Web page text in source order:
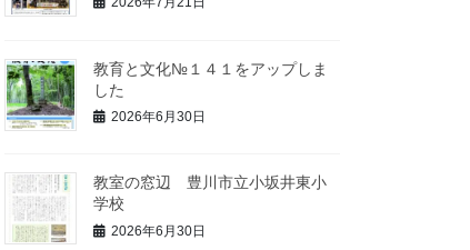
教育と文化№１４１をアップしま
した
2026年6月30日
教室の窓辺 豊川市立小坂井東小
学校
2026年6月30日